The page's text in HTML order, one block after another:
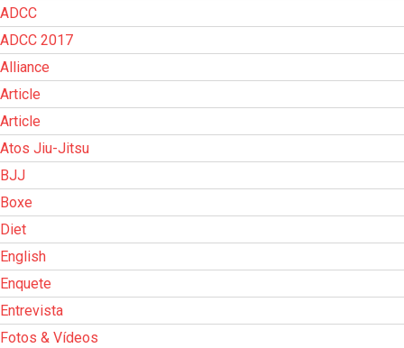
ADCC
ADCC 2017
Alliance
Article
Article
Atos Jiu-Jitsu
BJJ
Boxe
Diet
English
Enquete
Entrevista
Fotos & Vídeos